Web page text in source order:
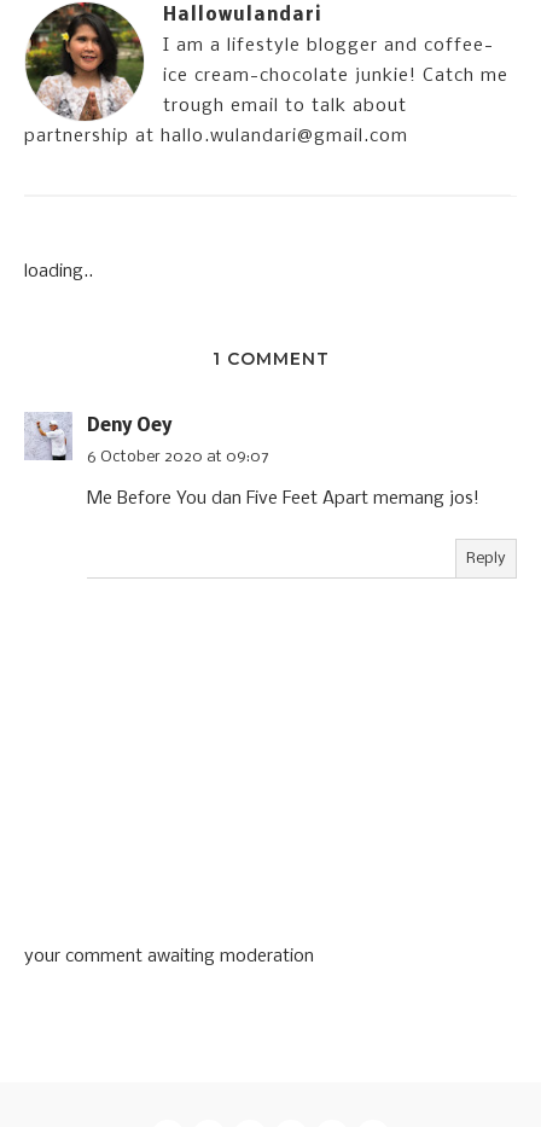
Hallowulandari
I am a lifestyle blogger and coffee-
ice cream-chocolate junkie! Catch me
trough email to talk about
partnership at hallo.wulandari@gmail.com
loading..
1 COMMENT
Deny Oey
6 October 2020 at 09:07
Me Before You dan Five Feet Apart memang jos!
Reply
your comment awaiting moderation